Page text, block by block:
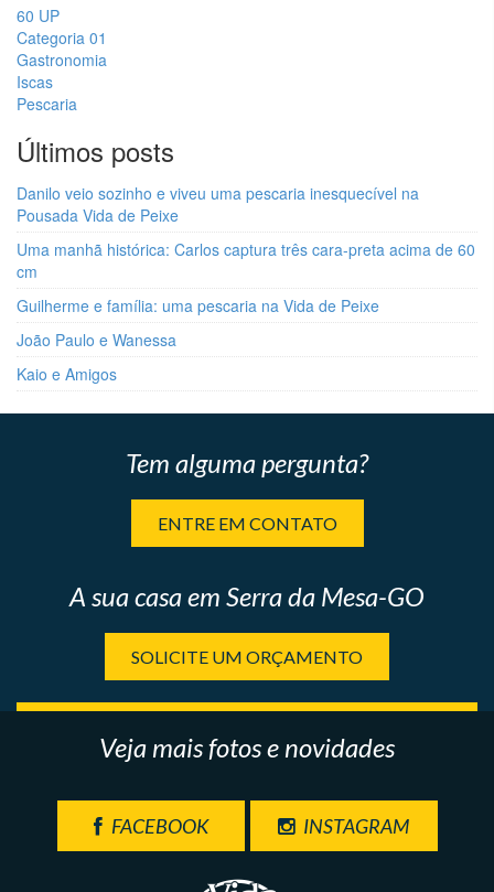
60 UP
Categoria 01
Gastronomia
Iscas
Pescaria
Últimos posts
Danilo veio sozinho e viveu uma pescaria inesquecível na
Pousada Vida de Peixe
Uma manhã histórica: Carlos captura três cara-preta acima de 60
cm
Guilherme e família: uma pescaria na Vida de Peixe
João Paulo e Wanessa
Kaio e Amigos
Tem alguma pergunta?
ENTRE EM CONTATO
A sua casa em Serra da Mesa-GO
SOLICITE UM ORÇAMENTO
Veja mais fotos e novidades
FACEBOOK INSTAGRAM